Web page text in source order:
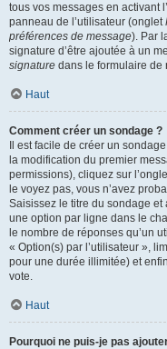
tous vos messages en activant
panneau de l’utilisateur (onglet
préférences de message). Par
signature d’être ajoutée à un
signature dans le formulaire de
Haut
Comment créer un sondage ?
Il est facile de créer un
la modification du premier
permissions), cliquez sur
le voyez pas, vous n’avez
Saisissez le titre du sondage
une option par ligne dans le
le nombre de réponses qu’un
« Option(s) par l’utilisateur »,
pour une durée illimitée) et
vote.
Haut
Pourquoi ne puis-je pas